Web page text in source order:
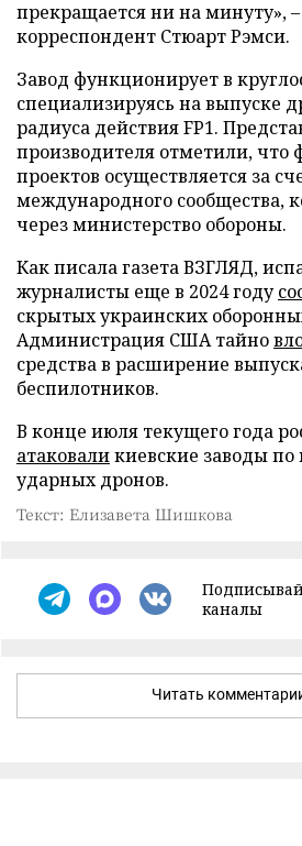
прекращается ни на минуту»,
корреспондент Стюарт Рэмси.
Завод функционирует в
специализируясь на выпуске
радиуса действия FP1.
производителя отметили, что
проектов осуществляется за
международного сообщества,
через министерство обороны.
Как писала газета ВЗГЛЯД,
журналисты еще в 2024 году
скрытых украинских
Администрация США тайно
средства в расширение
беспилотников.
В конце июля текущего года
атаковаликиевские заводы по
ударных дронов.
Текст: Елизавета Шишкова
каналы
Читать